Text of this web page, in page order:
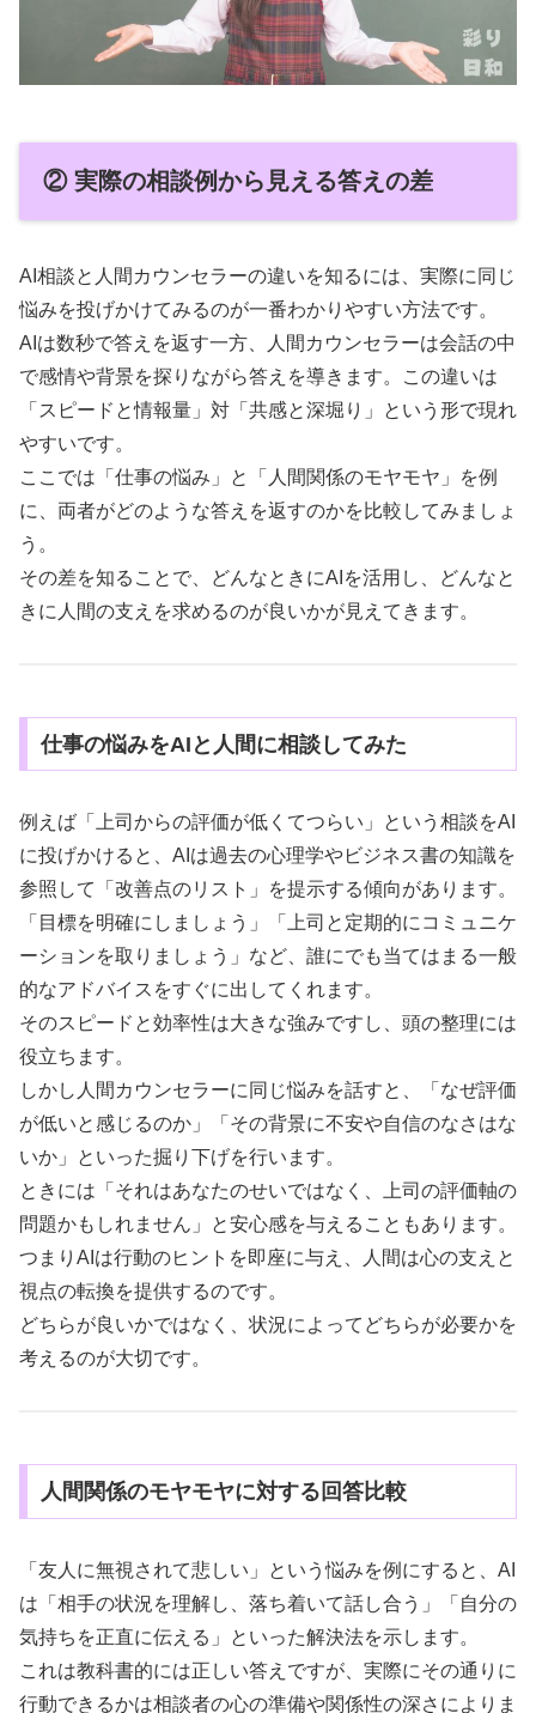
② 実際の相談例から見える答えの差
AI相談と人間カウンセラーの違いを知るには、実際に同じ
悩みを投げかけてみるのが一番わかりやすい方法です。
AIは数秒で答えを返す一方、人間カウンセラーは会話の中
で感情や背景を探りながら答えを導きます。この違いは
「スピードと情報量」対「共感と深堀り」という形で現れ
やすいです。
ここでは「仕事の悩み」と「人間関係のモヤモヤ」を例
に、両者がどのような答えを返すのかを比較してみましょ
う。
その差を知ることで、どんなときにAIを活用し、どんなと
きに人間の支えを求めるのが良いかが見えてきます。
仕事の悩みをAIと人間に相談してみた
例えば「上司からの評価が低くてつらい」という相談をAI
に投げかけると、AIは過去の心理学やビジネス書の知識を
参照して「改善点のリスト」を提示する傾向があります。
「目標を明確にしましょう」「上司と定期的にコミュニケ
ーションを取りましょう」など、誰にでも当てはまる一般
的なアドバイスをすぐに出してくれます。
そのスピードと効率性は大きな強みですし、頭の整理には
役立ちます。
しかし人間カウンセラーに同じ悩みを話すと、「なぜ評価
が低いと感じるのか」「その背景に不安や自信のなさはな
いか」といった掘り下げを行います。
ときには「それはあなたのせいではなく、上司の評価軸の
問題かもしれません」と安心感を与えることもあります。
つまりAIは行動のヒントを即座に与え、人間は心の支えと
視点の転換を提供するのです。
どちらが良いかではなく、状況によってどちらが必要かを
考えるのが大切です。
人間関係のモヤモヤに対する回答比較
「友人に無視されて悲しい」という悩みを例にすると、AI
は「相手の状況を理解し、落ち着いて話し合う」「自分の
気持ちを正直に伝える」といった解決法を示します。
これは教科書的には正しい答えですが、実際にその通りに
行動できるかは相談者の心の準備や関係性の深さによりま